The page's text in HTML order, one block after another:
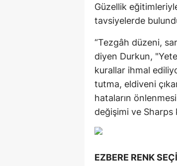
Güzellik
tavsiyelerde
“Tezgâh düzeni,
diyen Durkun,
kurallar ihmal
tutma, eldiveni
hataların
değişimi ve Sharps
EZBERE RENK